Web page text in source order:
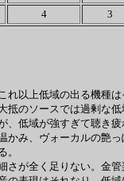
以上低域の出る機種
のソースでは過剰な
、低域が強すぎて聴き
み、ヴォーカルの艶
。
が全く足りない。金
4 3